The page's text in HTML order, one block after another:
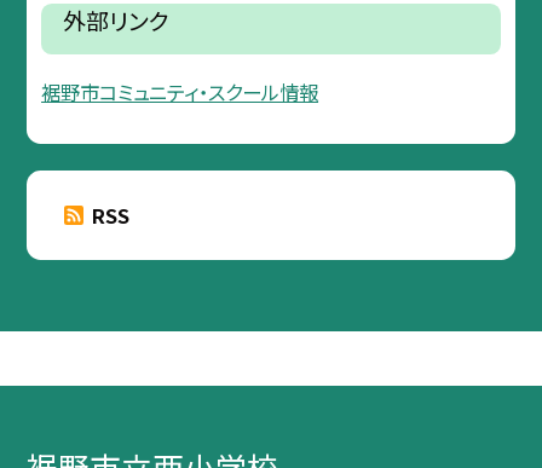
外部リンク
裾野市コミュニティ・スクール情報
RSS